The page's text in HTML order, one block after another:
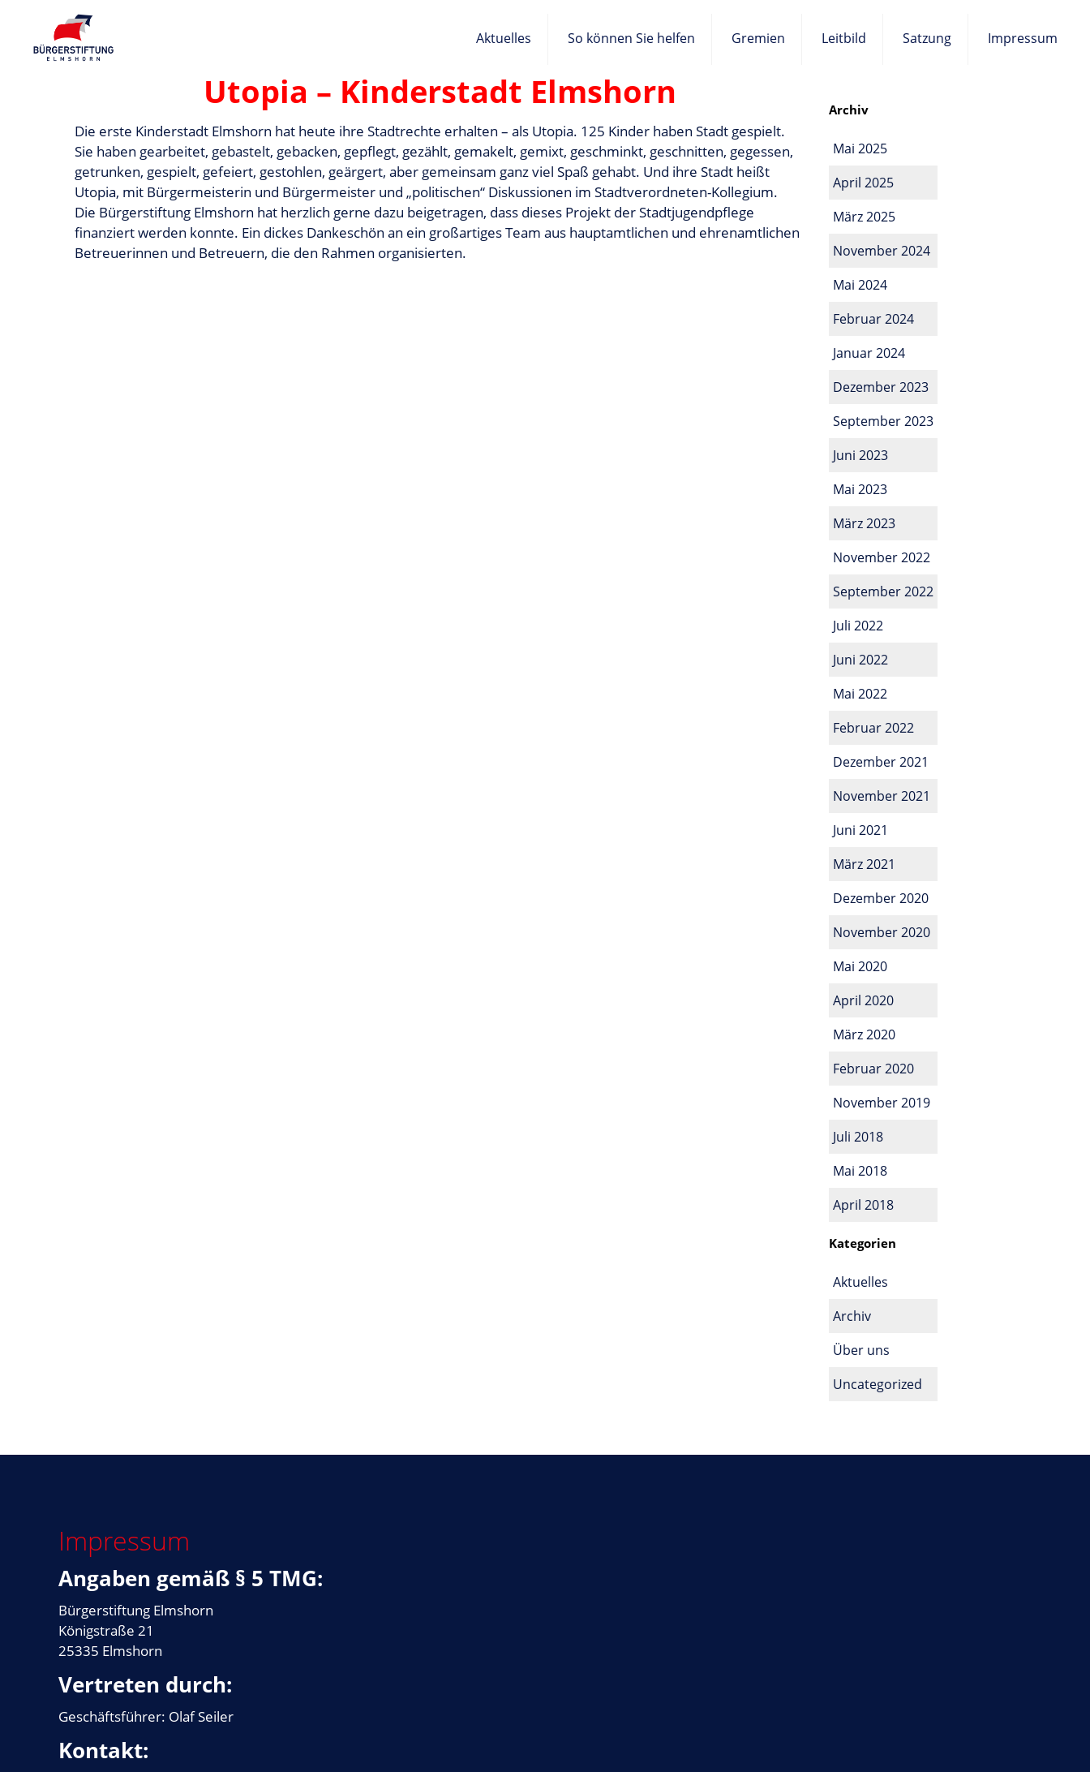
Aktuelles So können Sie helfen Gremien Leitbild Satzung Impressum
Utopia – Kinderstadt Elmshorn
Die erste Kinderstadt Elmshorn hat heute ihre Stadtrechte erhalten – als Utopia. 125 Kinder haben Stadt gespielt.
Sie haben gearbeitet, gebastelt, gebacken, gepflegt, gezählt, gemakelt, gemixt, geschminkt, geschnitten, gegessen,
getrunken, gespielt, gefeiert, gestohlen, geärgert, aber gemeinsam ganz viel Spaß gehabt. Und ihre Stadt heißt
Utopia, mit Bürgermeisterin und Bürgermeister und „politischen“ Diskussionen im Stadtverordneten-Kollegium.
Die Bürgerstiftung Elmshorn hat herzlich gerne dazu beigetragen, dass dieses Projekt der Stadtjugendpflege
finanziert werden konnte. Ein dickes Dankeschön an ein großartiges Team aus hauptamtlichen und ehrenamtlichen
Betreuerinnen und Betreuern, die den Rahmen organisierten.
Archiv
Mai 2025
April 2025
März 2025
November 2024
Mai 2024
Februar 2024
Januar 2024
Dezember 2023
September 2023
Juni 2023
Mai 2023
März 2023
November 2022
September 2022
Juli 2022
Juni 2022
Mai 2022
Februar 2022
Dezember 2021
November 2021
Juni 2021
März 2021
Dezember 2020
November 2020
Mai 2020
April 2020
März 2020
Februar 2020
November 2019
Juli 2018
Mai 2018
April 2018
Kategorien
Aktuelles
Archiv
Über uns
Uncategorized
Impressum
Angaben gemäß § 5 TMG:
Bürgerstiftung Elmshorn
Königstraße 21
25335 Elmshorn
Vertreten durch:
Geschäftsführer: Olaf Seiler
Kontakt: